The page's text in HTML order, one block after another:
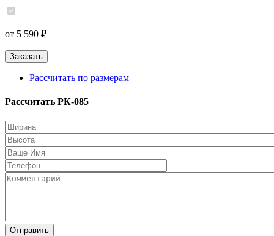
от 5 590 ₽
Заказать
Рассчитать по размерам
Рассчитать РК-085